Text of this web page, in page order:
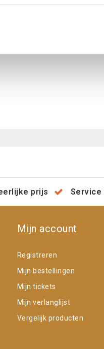
zijn met bagagerekken
prijs Service
Mijn account
Registreren
Mijn bestellingen
Mijn tickets
Mijn verlanglijst
Vergelijk producten